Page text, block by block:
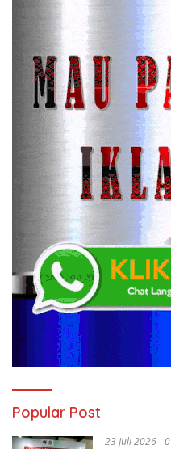
Popular Post
23 Juli 2026